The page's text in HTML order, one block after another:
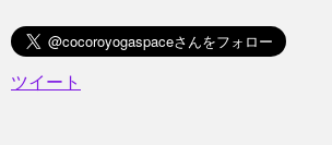
ツイート